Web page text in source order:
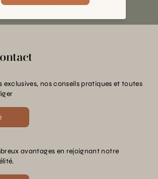
exclusives, nos conseils pratiques et toutes
avantages en rejoignant notre